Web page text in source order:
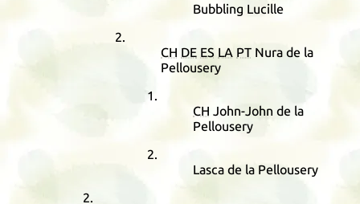
Bubbling Lucille
CH DE ES LA PT Nura de la
Pellousery
CH John-John de la
Pellousery
Lasca de la Pellousery